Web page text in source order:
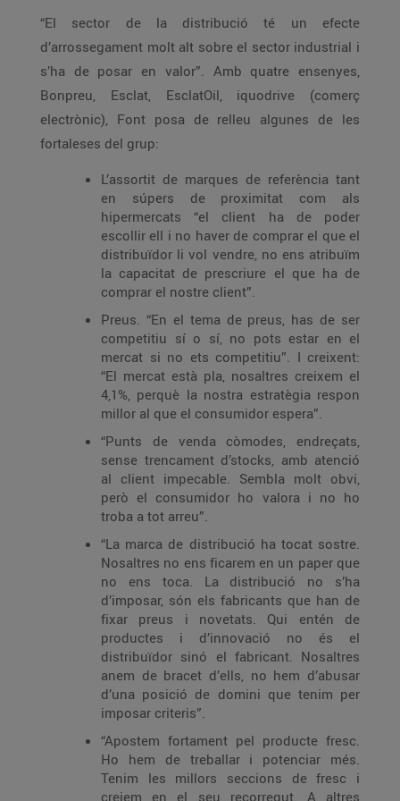
“El sector de la distribució té un efecte
d’arrossegament molt alt sobre el sector industrial i
s’ha de posar en valor”. Amb quatre ensenyes,
Bonpreu, Esclat, EsclatOil, iquodrive (comerç
electrònic), Font posa de relleu algunes de les
fortaleses del grup:
L’assortit de marques de referència tant
en súpers de proximitat com als
hipermercats “el client ha de poder
escollir ell i no haver de comprar el que el
distribuïdor li vol vendre, no ens atribuïm
la capacitat de prescriure el que ha de
comprar el nostre client”.
Preus. “En el tema de preus, has de ser
competitiu sí o sí, no pots estar en el
mercat si no ets competitiu”. I creixent:
“El mercat està pla, nosaltres creixem el
4,1%, perquè la nostra estratègia respon
millor al que el consumidor espera”.
“Punts de venda còmodes, endreçats,
sense trencament d’stocks, amb atenció
al client impecable. Sembla molt obvi,
però el consumidor ho valora i no ho
troba a tot arreu”.
“La marca de distribució ha tocat sostre.
Nosaltres no ens ficarem en un paper que
no ens toca. La distribució no s’ha
d’imposar, són els fabricants que han de
fixar preus i novetats. Qui entén de
productes i d’innovació no és el
distribuïdor sinó el fabricant. Nosaltres
anem de bracet d’ells, no hem d’abusar
d’una posició de domini que tenim per
imposar criteris”.
“Apostem fortament pel producte fresc.
Ho hem de treballar i potenciar més.
Tenim les millors seccions de fresc i
creiem en el seu recorregut. A altres